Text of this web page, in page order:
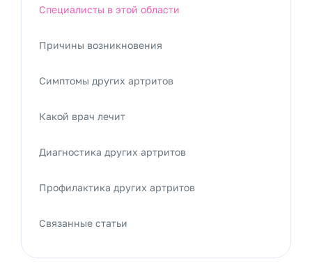
Специалисты в этой области
Причины возникновения
Симптомы других артритов
Какой врач лечит
Диагностика других артритов
Профилактика других артритов
Связанные статьи